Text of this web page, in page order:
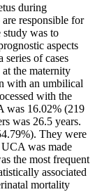
during
responsible for
was to
aspects
of cases
the maternity
with an umbilical
with the
was 16.02% (219
was 26.5 years.
They were
was made
the most frequent
associated
mortality